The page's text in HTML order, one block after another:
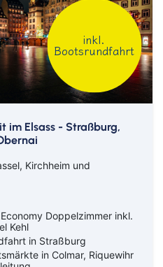
inkl.
Bootsrundfahrt
im Elsass - Straßburg,
Kirchheim und
Doppelzimmer inkl.
Kehl
in Straßburg
in Colmar, Riquewihr